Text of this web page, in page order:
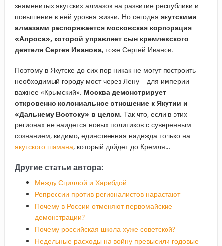
знаменитых якутских алмазов на развитие республики и
повышение в ней уровня жизни. Но сегодня якутскими
алмазами распоряжается московская корпорация
«Алроса», которой управляет сын кремлевского
деятеля Сергея Иванова, тоже Сергей Иванов.
Поэтому в Якутске до сих пор никак не могут построить
необходимый городу мост через Лену – для империи
важнее «Крымский». Москва демонстрирует
откровенно колониальное отношение к Якутии и
«Дальнему Востоку» в целом. Так что, если в этих
регионах не найдется новых политиков с суверенным
сознанием, видимо, единственная надежда только на
якутского шамана, который дойдет до Кремля…
Другие статьи автора:
Между Сциллой и Харибдой
Репрессии против регионалистов нарастают
Почему в России отменяют первомайские
демонстрации?
Почему российская школа хуже советской?
Недельные расходы на войну превысили годовые